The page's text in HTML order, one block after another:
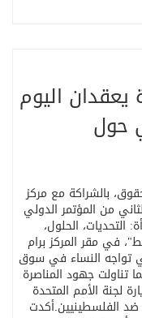
يعقدان اليوم
حول
- عقدت كلية الحقوق، بالشراكة مع مركز
من المؤتمر الدولي
التحديات، الحلول،
"، في مقر المركز برام
تواجه النساء في سوق
تناولت جهود المناصرة
لجنة الأمم المتحدة
ضد الفلسطينيين.أكدت